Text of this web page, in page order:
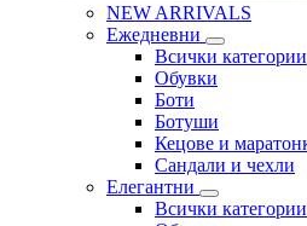
NEW ARRIVALS
Ежедневни
Всички категории
Обувки
Боти
Ботуши
Кецове и
Сандали и чехли
Елегантни
Всички категории